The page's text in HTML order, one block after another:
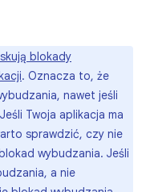
blokady
. Oznacza to, że
nawet jeśli
Twoja aplikacja ma
sprawdzić, czy nie
wybudzania. Jeśli
a nie